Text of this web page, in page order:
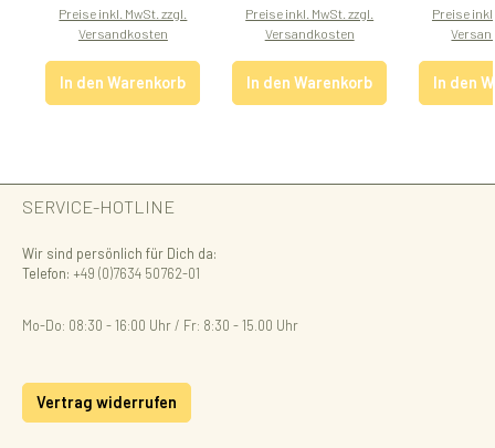
Preise inkl. MwSt. zzgl.
Versandkosten
In den Warenkorb
Preise inkl. MwSt. zzgl.
Versandkosten
In den Warenkorb
Preise
In den
SERVICE-HOTLINE
Wir sind persönlich für Dich da:
Telefon: +49 (0)7634 50762-01
Mo-Do: 08:30 - 16:00 Uhr / Fr: 8:30 - 15.00 Uhr
Vertrag widerrufen